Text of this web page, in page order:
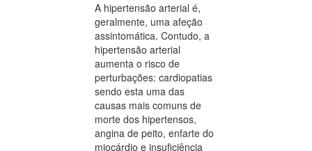
A hipertensão arterial é,
geralmente, uma afeção
assintomática. Contudo, a
hipertensão arterial
aumenta o risco de
perturbações: cardiopatias
sendo esta uma das
causas mais comuns de
morte dos hipertensos,
angina de peito, enfarte do
miocárdio e insuficiência